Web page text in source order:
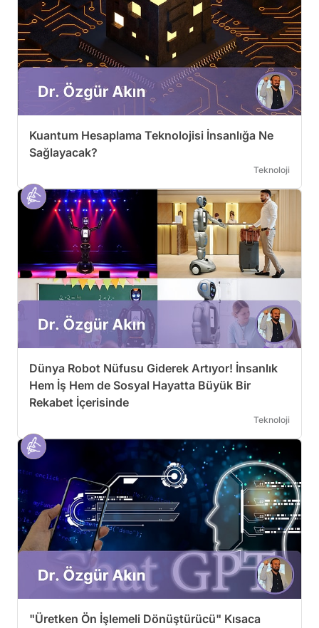
Kuantum Hesaplama Teknolojisi İnsanlığa Ne
Sağlayacak?
Teknoloji
Dünya Robot Nüfusu Giderek Artıyor! İnsanlık
Hem İş Hem de Sosyal Hayatta Büyük Bir
Rekabet İçerisinde
Teknoloji
"Üretken Ön İşlemeli Dönüştürücü" Kısaca